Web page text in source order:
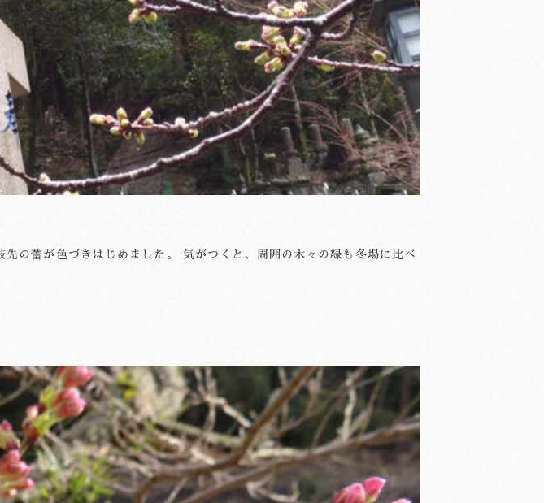
蕾が色づきはじめました。 気がつくと、周囲の木々の緑も冬場に比べ